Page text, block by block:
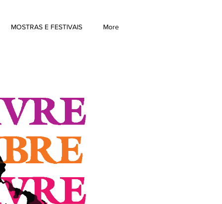
MOSTRAS E FESTIVAIS More